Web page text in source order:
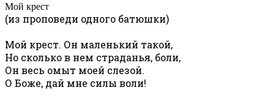
Мой крест
(из проповеди одного батюшки)
Мой крест. Он маленький такой,
Но сколько в нем страданья, боли,
Он весь омыт моей слезой.
О Боже, дай мне силы воли!